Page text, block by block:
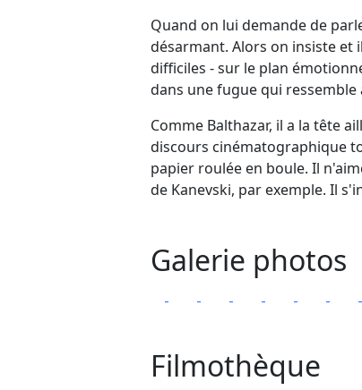
Quand on lui demande de
désarmant. Alors on insiste et
difficiles - sur le plan
dans une fugue qui ressemble
Comme Balthazar, il a la tête
discours cinématographique
papier roulée en boule. Il
de Kanevski, par exemple. Il
Galerie photos
Filmothèque